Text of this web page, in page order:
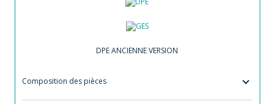
DPE ANCIENNE VERSION
Composition des pièces